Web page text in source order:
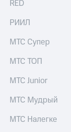
RED
РИИЛ
МТС Супер
МТС ТОП
МТС Junior
МТС Мудрый
МТС Налегке